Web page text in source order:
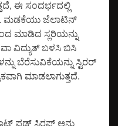
ಈ ಸಂದರ್ಭದಲ್ಲಿ
ಮಡಕೆಯು ಜೆಲಾಟಿನ್
ಮಾಡಿದ ಸ್ಲರಿಯನ್ನು
ವಿದ್ಯುತ್ ಬಳಸಿ ಬಿಸಿ
ಬೆರೆಸುವಿಕೆಯನ್ನು ಸ್ಟಿರರ್
ಮಾಡಲಾಗುತ್ತದೆ.
ಫಡ್ಜ್ ಸಿರಪ್ ಅನ್ನು